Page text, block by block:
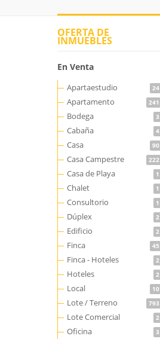
OFERTA DE
INMUEBLES
En Venta
Apartaestudio 24
Apartamento 241
Bodega 3
Cabaña 4
Casa 90
Casa Campestre 222
Casa de Playa 1
Chalet 1
Consultorio 1
Dúplex 2
Edificio 2
Finca 45
Finca - Hoteles 2
Hoteles 2
Local 10
Lote / Terreno 793
Lote Comercial 2
Oficina 3